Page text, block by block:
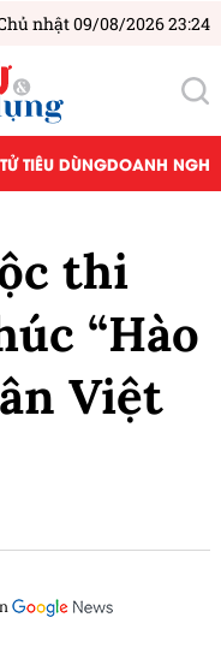
nhật 09/08/2026 23:24
TIÊU DÙNGDOANH
thi
“Hào
Việt